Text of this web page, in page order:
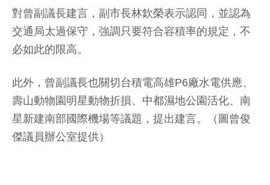
對曾副議長建言，副市長林欽榮表示認同，並認為
交通局太過保守，強調只要符合容積率的規定，不
必如此的限高。
此外，曾副議長也關切台積電高雄P6廠水電供應、
壽山動物園明星動物折損、中都濕地公園活化、南
星新建南部國際機場等議題，提出建言。（圖曾俊
傑議員辦公室提供）